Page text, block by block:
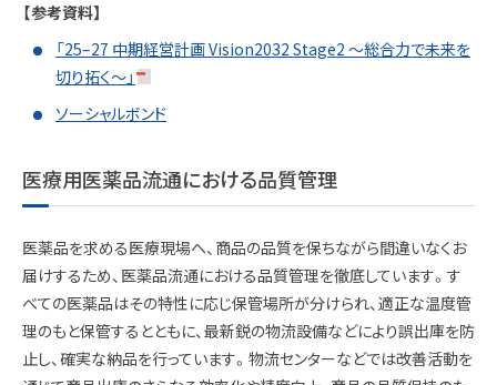
【参考資料】
「25–27 中期経営計画 Vision2032 Stage2 ～総合力で未来を
切り拓く～」
ソーシャルボンド
医療用医薬品流通における品質管理
医薬品を求める医療現場へ、商品の品質を保ちながら間違いなくお
届けするため、医薬品流通における品質管理を徹底しています。す
べての医薬品はその特性に応じ保管場所が分けられ、適正な温度管
理のもと保管するとともに、最新鋭の物流設備などにより誤出庫を防
止し、確実な納品を行っています。物流センターなどでは改善活動を